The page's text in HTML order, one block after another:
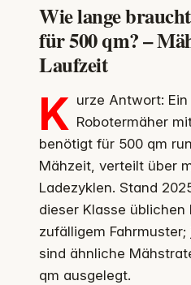
Wie lange
für 500 qm? –
Laufzeit
K urze Antwort:
Robotermäher
benötigt für 500 qm
Mähzeit, verteilt über
Ladezyklen. Stand
dieser Klasse üblichen
zufälligem
sind ähnliche
qm ausgelegt.